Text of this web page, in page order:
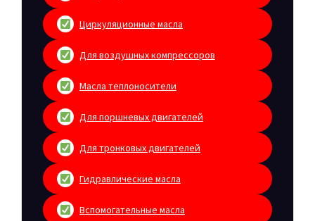
Циркуляционные масла
Для воздушных компрессоров
Масла теплоносители
Для поршневых двигателей
Для тронковых двигателей
Гидравлические масла
Вспомогательные масла